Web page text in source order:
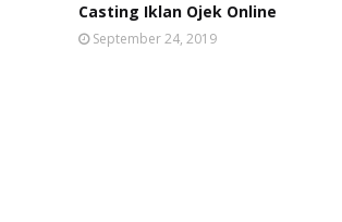
Casting Iklan Ojek Online
September 24, 2019